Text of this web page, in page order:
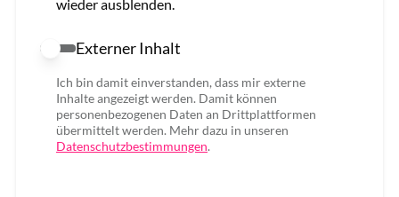
wieder ausblenden.
Externer Inhalt erlauben
Externer Inhalt
Ich bin damit einverstanden, dass mir externe
Inhalte angezeigt werden. Damit können
personenbezogenen Daten an Drittplattformen
übermittelt werden. Mehr dazu in unseren
Datenschutzbestimmungen.